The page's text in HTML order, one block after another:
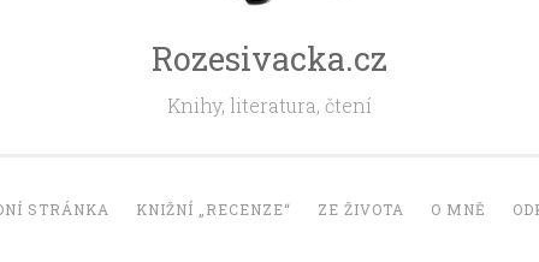
Rozesivacka.cz
Knihy, literatura, čtení
STRÁNKA KNIŽNÍ „RECENZE“ ZE ŽIVOTA O MNĚ